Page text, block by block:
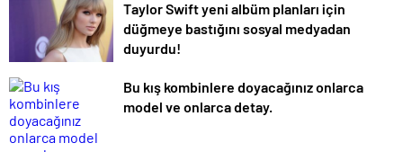
Taylor Swift yeni albüm planları için
düğmeye bastığını sosyal medyadan
duyurdu!
Bu kış kombinlere doyacağınız onlarca
model ve onlarca detay.